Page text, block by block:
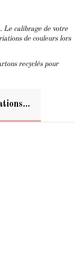
Le calibrage de votre
de couleurs lors
recyclés pour